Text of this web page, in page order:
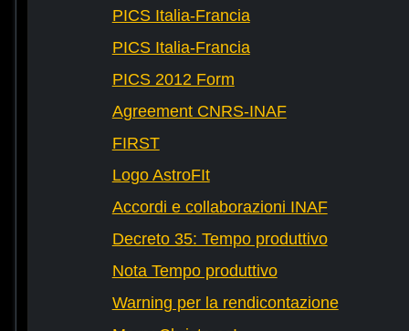
PICS Italia-Francia
PICS Italia-Francia
PICS 2012 Form
Agreement CNRS-INAF
FIRST
Logo AstroFIt
Accordi e collaborazioni INAF
Decreto 35: Tempo produttivo
Nota Tempo produttivo
Warning per la rendicontazione